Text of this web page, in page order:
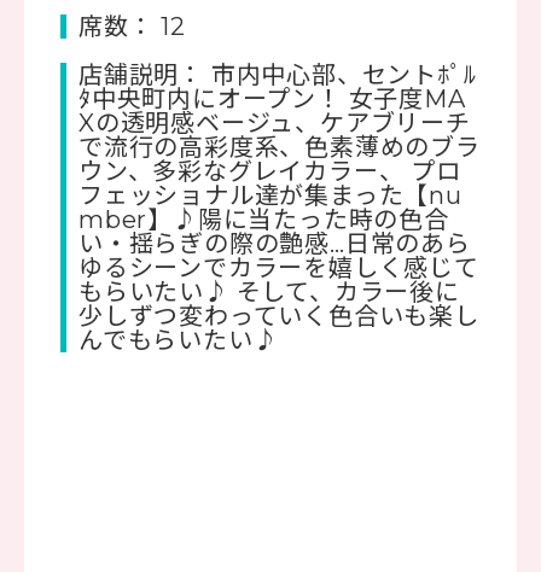
席数： 12
店舗説明： 市内中心部、セントﾎﾟﾙ
ﾀ中央町内にオープン！ 女子度MA
Xの透明感ベージュ、ケアブリーチ
で流行の高彩度系、色素薄めのブラ
ウン、多彩なグレイカラー、 プロ
フェッショナル達が集まった【nu
mber】♪陽に当たった時の色合
い・揺らぎの際の艶感…日常のあら
ゆるシーンでカラーを嬉しく感じて
もらいたい♪ そして、カラー後に
少しずつ変わっていく色合いも楽し
んでもらいたい♪